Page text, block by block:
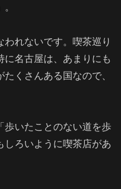
れないです。喫茶巡り
に名古屋は、あまりにも
くさんある国なので、
歩いたことのない道を歩
しろいように喫茶店があ